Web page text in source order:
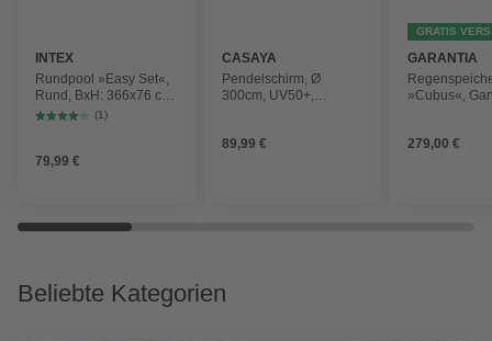
INTEX
Rundpool »Easy Set«,
Rund, BxH: 366x76 cm,
blau
(1)
79,99 €
CASAYA
Pendelschirm, Ø
300cm, UV50+,
89,99 €
GRATIS
GARANTIA
»Cubus«,
279,00 €
Beliebte Kategorien